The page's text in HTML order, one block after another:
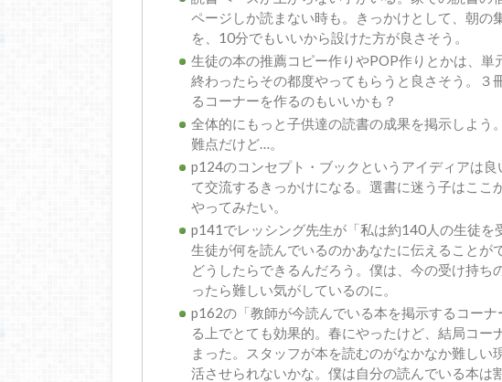
ページしか読まない時も。きっかけとして、朝の
を、10分でもいいから設けた方が良さそう。
生徒の本の推薦コピー作りやPOP作りとかは、単
終わったらその都度やってもらうと良さそう。３
るコーナーを作るのもいいかも？
全体的にもっと子供達の読書の成果を掲示しよう
難点だけど…。
p124のコンセプト・ブックというアイディアは
て交流するきっかけになる。選書に迷う子はここ
やってみたい。
p141でレッシング先生が「私は約140人の生徒を
生徒が何を読んでいるのかあなたに伝えることが
どうしたらできるんだろう。僕は、今の受け持ち
ったら難しい気がしているのに。
p162の「教師が今読んでいる本を掲示するコー
る上でとても効果的。春にやったけど、結局コー
まった。スタッフが本を読むのがなかなか難しい
活させられないかな。僕は自分の読んでいる本は